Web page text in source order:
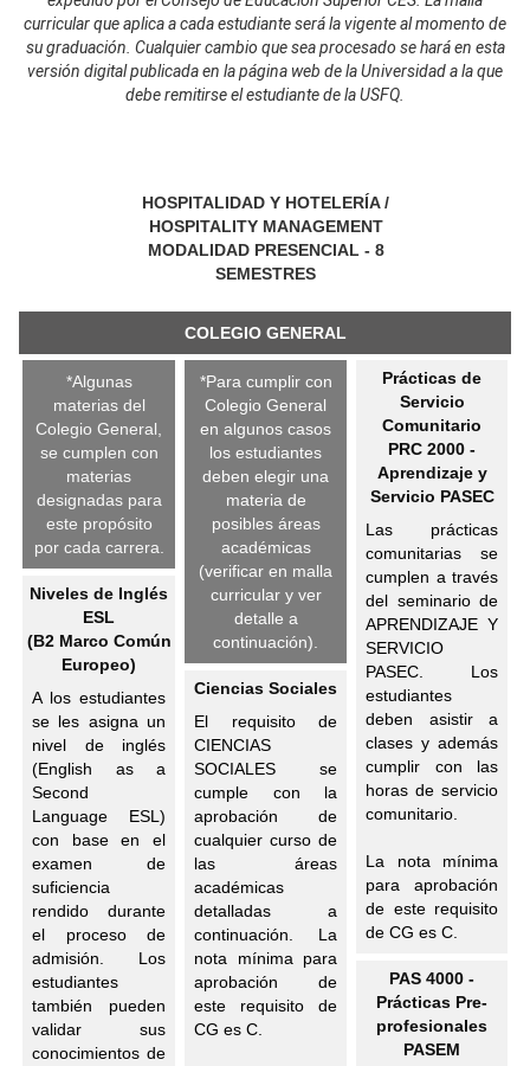
curricular que aplica a cada estudiante será la vigente al momento de
su graduación. Cualquier cambio que sea procesado se hará en esta
versión digital publicada en la página web de la Universidad a la que
debe remitirse el estudiante de la USFQ.
HOSPITALIDAD Y HOTELERÍA /
HOSPITALITY MANAGEMENT
MODALIDAD PRESENCIAL - 8
SEMESTRES
COLEGIO GENERAL
*Algunas
materias del
Colegio General,
se cumplen con
materias
designadas para
este propósito
por cada carrera.
Niveles de Inglés
ESL
(B2 Marco Común
Europeo)
A los estudiantes
se les asigna un
nivel de inglés
(English as a
Second
Language ESL)
con base en el
examen de
suficiencia
rendido durante
el proceso de
admisión. Los
estudiantes
también pueden
validar sus
conocimientos de
*Para cumplir con
Colegio General
en algunos casos
los estudiantes
deben elegir una
materia de
posibles áreas
académicas
(verificar en malla
curricular y ver
detalle a
continuación).
Ciencias Sociales
El requisito de
CIENCIAS
SOCIALES se
cumple con la
aprobación de
cualquier curso de
las áreas
académicas
detalladas a
continuación. La
nota mínima para
aprobación de
este requisito de
CG es C.
Prácticas de
Servicio
Comunitario
PRC 2000 -
Aprendizaje y
Servicio PASEC
Las prácticas
comunitarias se
cumplen a través
del seminario de
APRENDIZAJE Y
SERVICIO
PASEC. Los
estudiantes
deben asistir a
clases y además
cumplir con las
horas de servicio
comunitario.
La nota mínima
para aprobación
de este requisito
de CG es C.
PAS 4000 -
Prácticas Pre-
profesionales
PASEM